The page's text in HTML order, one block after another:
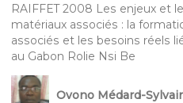
RAIFFET 2008 Les enjeux et
matériaux associés : la
associés et les besoins réels
au Gabon Rolie Nsi Be
Ovono Médard-